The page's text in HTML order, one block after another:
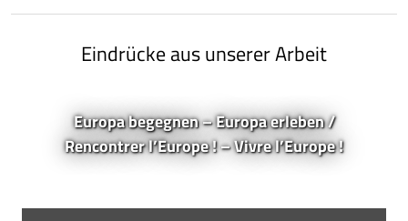
Eindrücke aus unserer Arbeit
Europa begegnen – Europa erleben /
Rencontrer l’Europe ! – Vivre l’Europe !